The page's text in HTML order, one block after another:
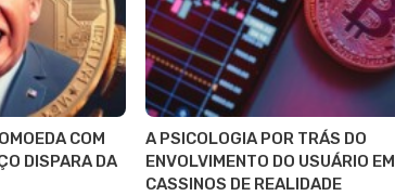
COM
DISPARA DA
A PSICOLOGIA POR TRÁS DO
ENVOLVIMENTO DO USUÁRIO EM
CASSINOS DE REALIDADE